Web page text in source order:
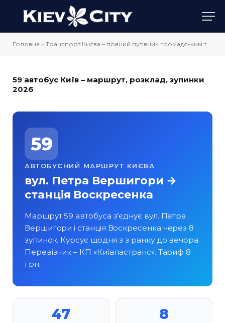
Головна » Транспорт Києва – повний путівник громадським транспортом
59 автобус Київ – маршрут, розклад, зупинки
2026
59
АВТОБУСНИЙ МАРШРУТ КИЄВА
вул. Петра Вершигори →
станція Воскресенка
Маршрут 59 автобуса з’єднує вул. Петра
Вершигори і станція Воскресенка через 8
зупинок. Курсує щодня з з ранку до вечора.
Перевізник – КП «Київпастранс». Тариф 8
грн.
47 8